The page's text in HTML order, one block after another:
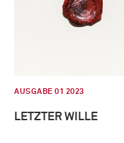
AUSGABE 01 2023
LETZTER WILLE